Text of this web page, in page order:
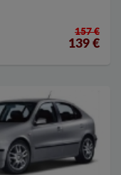
157 €
139 €